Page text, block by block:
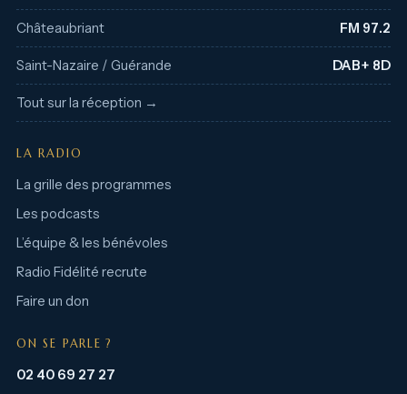
Châteaubriant FM 97.2
Saint-Nazaire / Guérande DAB+ 8D
Tout sur la réception →
LA RADIO
La grille des programmes
Les podcasts
L’équipe & les bénévoles
Radio Fidélité recrute
Faire un don
ON SE PARLE ?
02 40 69 27 27